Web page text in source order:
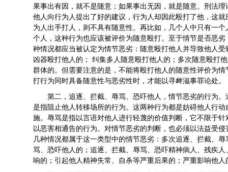
果事出有因，就不是随意；如果事出无因，就是随意。刑法
他人向行为人提出了好的建议，行为人却因此殴打了他，这
为人出手打人，则不具有随意性。再比如，几个人中只有一
个人，这种行为也应该被评价为随意殴打。至于情节是否恶
种情况都应当被认定为情节恶劣：随意殴打他人并导致他人
凶器殴打他人的； 纠集多人随意殴打他人的；多次随意殴打
群体的。但需要注意的是，不能将殴打他人的随意性评价为
打行为同时具备随意性与恶劣性时，才能以寻衅滋事罪论处。
第二，追逐、拦截、辱骂、恐吓他人，情节恶劣的行为
是指阻止他人转移场所的行为。这两种行为都是妨碍他人行
施。辱骂是指以言语对他人进行轻蔑的价值判断，它不限于
以恶害相通告的行为。对情节恶劣的判断，也必须以法益受
几种情况都属于这一类型中的情节恶劣：多次追逐、拦截、
骂、恐吓他人的；追逐、拦截、辱骂、恐吓精神病人、残疾
响的；引起他人精神失常、自杀等严重后果的；严重影响他